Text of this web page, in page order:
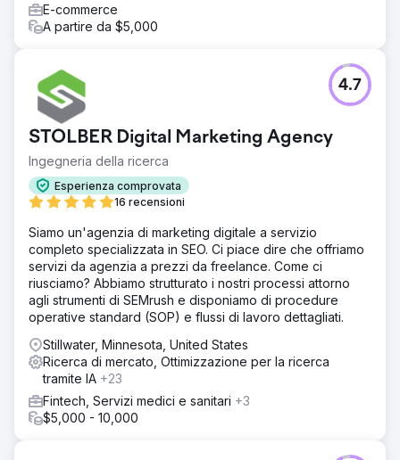
E-commerce
A partire da $5,000
STOLBER Digital Marketing Agency
Ingegneria della ricerca
Esperienza comprovata
16 recensioni
4.7
Siamo un'agenzia di marketing digitale a servizio
completo specializzata in SEO. Ci piace dire che offriamo
servizi da agenzia a prezzi da freelance. Come ci
riusciamo? Abbiamo strutturato i nostri processi attorno
agli strumenti di SEMrush e disponiamo di procedure
operative standard (SOP) e flussi di lavoro dettagliati.
Stillwater, Minnesota, United States
Ricerca di mercato, Ottimizzazione per la ricerca
tramite IA +23
Fintech, Servizi medici e sanitari +3
$5,000 - 10,000